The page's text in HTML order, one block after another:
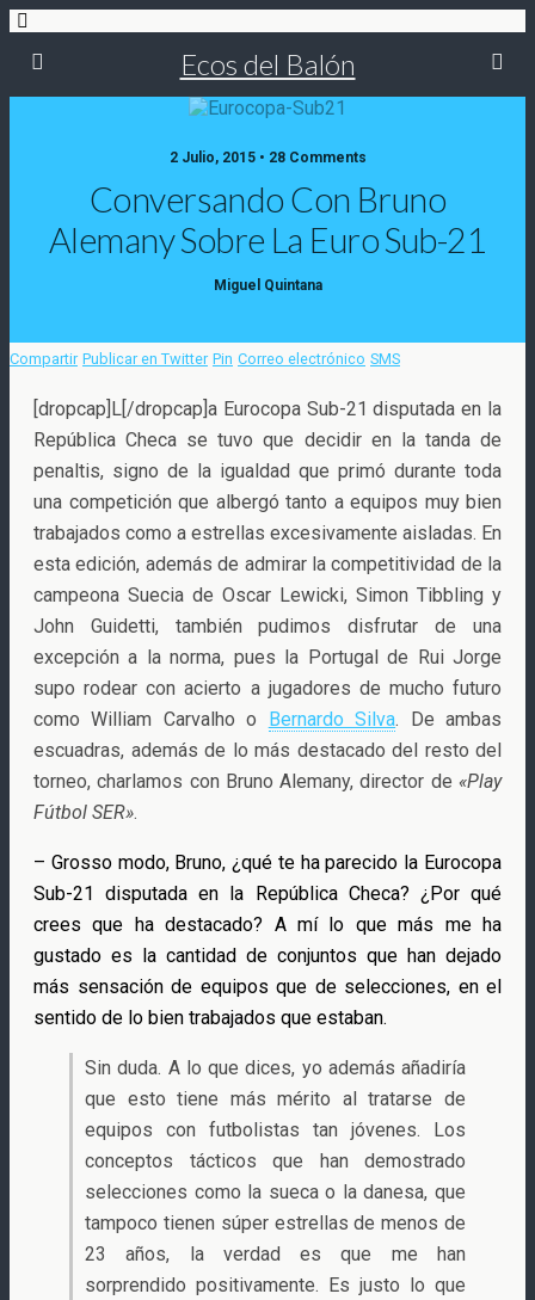
Ecos del Balón
2 Julio, 2015 • 28 Comments
Conversando Con Bruno
Alemany Sobre La Euro Sub-21
Miguel Quintana
Compartir Publicar en Twitter Pin Correo electrónico SMS
[dropcap]L[/dropcap]a Eurocopa Sub-21 disputada en la
República Checa se tuvo que decidir en la tanda de
penaltis, signo de la igualdad que primó durante toda
una competición que albergó tanto a equipos muy bien
trabajados como a estrellas excesivamente aisladas. En
esta edición, además de admirar la competitividad de la
campeona Suecia de Oscar Lewicki, Simon Tibbling y
John Guidetti, también pudimos disfrutar de una
excepción a la norma, pues la Portugal de Rui Jorge
supo rodear con acierto a jugadores de mucho futuro
como William Carvalho o Bernardo Silva. De ambas
escuadras, además de lo más destacado del resto del
torneo, charlamos con Bruno Alemany, director de «Play
Fútbol SER».
– Grosso modo, Bruno, ¿qué te ha parecido la Eurocopa
Sub-21 disputada en la República Checa? ¿Por qué
crees que ha destacado? A mí lo que más me ha
gustado es la cantidad de conjuntos que han dejado
más sensación de equipos que de selecciones, en el
sentido de lo bien trabajados que estaban.
Sin duda. A lo que dices, yo además añadiría
que esto tiene más mérito al tratarse de
equipos con futbolistas tan jóvenes. Los
conceptos tácticos que han demostrado
selecciones como la sueca o la danesa, que
tampoco tienen súper estrellas de menos de
23 años, la verdad es que me han
sorprendido positivamente. Es justo lo que